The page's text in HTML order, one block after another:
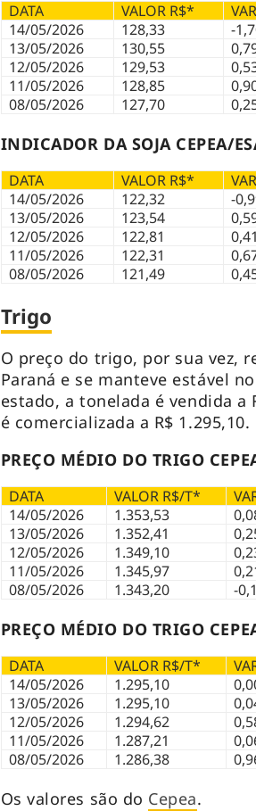
DATA VALOR R$*
14/05/2026
128,33 -
13/05/2026
130,55
12/05/2026
129,53
11/05/2026
128,85
08/05/2026
127,70
INDICADOR DA SOJA CEPEA/
DATA VALOR R$*
14/05/2026
122,32 -
13/05/2026
123,54
12/05/2026
122,81
11/05/2026
122,31
08/05/2026
121,49
Trigo
O preço do trigo, por sua vez,
Paraná e se manteve estável
estado, a tonelada é vendida a
é comercializada a R$ 1.295,10.
PREÇO MÉDIO DO TRIGO
DATA VALOR R$/T*
14/05/2026
1.353,53
13/05/2026
1.352,41
12/05/2026
1.349,10
11/05/2026
1.345,97
08/05/2026
1.343,20 -
PREÇO MÉDIO DO TRIGO
DATA VALOR R$/T*
14/05/2026
1.295,10
13/05/2026
1.295,10
12/05/2026
1.294,62
11/05/2026
1.287,21
08/05/2026
1.286,38
Os valores são do Cepea.